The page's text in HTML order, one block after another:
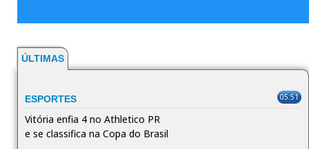
ÚLTIMAS
ESPORTES 05:51
Vitória enfia 4 no Athletico PR
e se classifica na Copa do Brasil